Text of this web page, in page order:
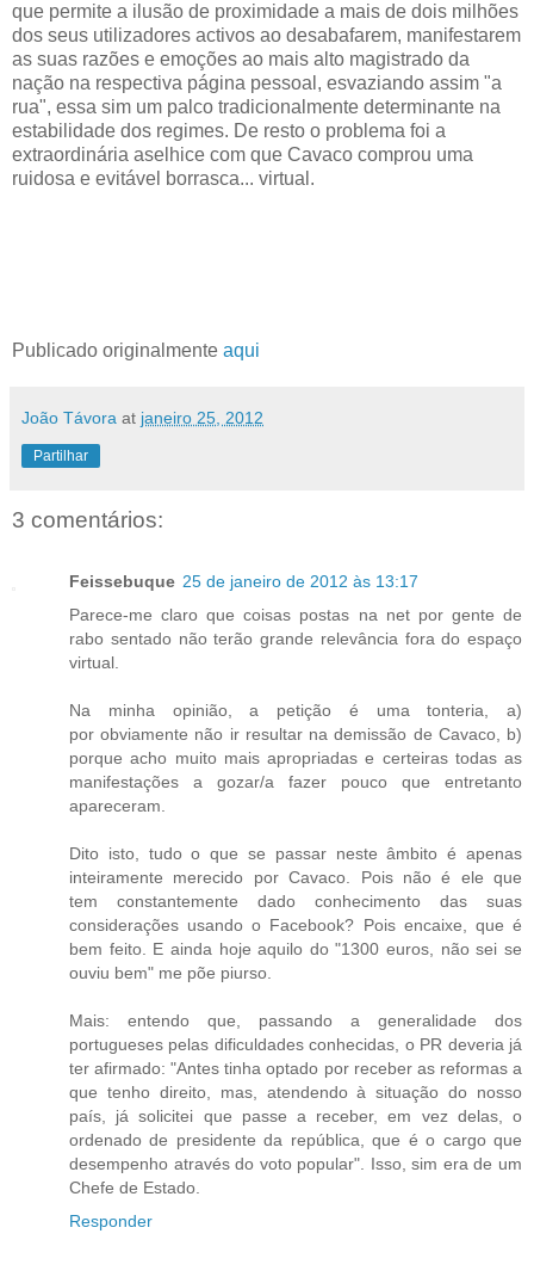
que permite a ilusão de proximidade a mais de dois milhões
dos seus utilizadores activos ao desabafarem, manifestarem
as suas razões e emoções ao mais alto magistrado da
nação na respectiva página pessoal, esvaziando assim "a
rua", essa sim um palco tradicionalmente determinante na
estabilidade dos regimes. De resto o problema foi a
extraordinária aselhice com que Cavaco comprou uma
ruidosa e evitável borrasca... virtual.
Publicado originalmente aqui
João Távora at janeiro 25, 2012
Partilhar
3 comentários:
Feissebuque 25 de janeiro de 2012 às 13:17
Parece-me claro que coisas postas na net por gente de
rabo sentado não terão grande relevância fora do espaço
virtual.
Na minha opinião, a petição é uma tonteria, a)
por obviamente não ir resultar na demissão de Cavaco, b)
porque acho muito mais apropriadas e certeiras todas as
manifestações a gozar/a fazer pouco que entretanto
apareceram.
Dito isto, tudo o que se passar neste âmbito é apenas
inteiramente merecido por Cavaco. Pois não é ele que
tem constantemente dado conhecimento das suas
considerações usando o Facebook? Pois encaixe, que é
bem feito. E ainda hoje aquilo do "1300 euros, não sei se
ouviu bem" me põe piurso.
Mais: entendo que, passando a generalidade dos
portugueses pelas dificuldades conhecidas, o PR deveria já
ter afirmado: "Antes tinha optado por receber as reformas a
que tenho direito, mas, atendendo à situação do nosso
país, já solicitei que passe a receber, em vez delas, o
ordenado de presidente da república, que é o cargo que
desempenho através do voto popular". Isso, sim era de um
Chefe de Estado.
Responder